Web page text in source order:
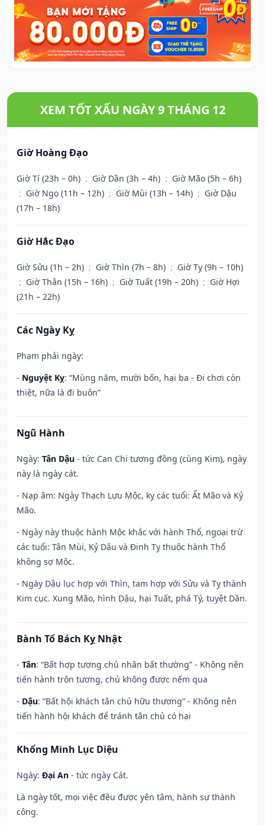
XEM TỐT XẤU NGÀY 9 THÁNG 12
Giờ Hoàng Đạo
Giờ Tí (23h – 0h) ; Giờ Dần (3h – 4h) ; Giờ Mão (5h – 6h)
; Giờ Ngọ (11h – 12h) ; Giờ Mùi (13h – 14h) ; Giờ Dậu
(17h – 18h)
Giờ Hắc Đạo
Giờ Sửu (1h – 2h) ; Giờ Thìn (7h – 8h) ; Giờ Tỵ (9h – 10h)
; Giờ Thân (15h – 16h) ; Giờ Tuất (19h – 20h) ; Giờ Hợi
(21h – 22h)
Các Ngày Kỵ
Phạm phải ngày:
- Nguyệt Kỵ: “Mùng năm, mười bốn, hai ba - Đi chơi còn
thiệt, nữa là đi buôn”
Ngũ Hành
Ngày: Tân Dậu - tức Can Chi tương đồng (cùng Kim), ngày
này là ngày cát.
- Nạp âm: Ngày Thạch Lựu Mộc, kỵ các tuổi: Ất Mão và Kỷ
Mão.
- Ngày này thuộc hành Mộc khắc với hành Thổ, ngoại trừ
các tuổi: Tân Mùi, Kỷ Dậu và Đinh Tỵ thuộc hành Thổ
không sợ Mộc.
- Ngày Dậu lục hợp với Thìn, tam hợp với Sửu và Tỵ thành
Kim cục. Xung Mão, hình Dậu, hại Tuất, phá Tý, tuyệt Dần.
Bành Tổ Bách Kỵ Nhật
- Tân: “Bất hợp tương chủ nhân bất thường” - Không nên
tiến hành trộn tương, chủ không được nếm qua
- Dậu: “Bất hội khách tân chủ hữu thương” - Không nên
tiến hành hội khách để tránh tân chủ có hại
Khổng Minh Lục Diệu
Ngày: Đại An - tức ngày Cát.
Là ngày tốt, mọi việc đều được yên tâm, hành sự thành
công.